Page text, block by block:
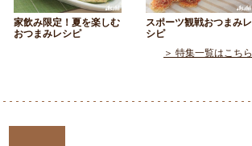
家飲み限定！夏を楽しむ
おつまみレシピ
スポーツ観戦おつまみレ
シピ
＞ 特集一覧はこちら